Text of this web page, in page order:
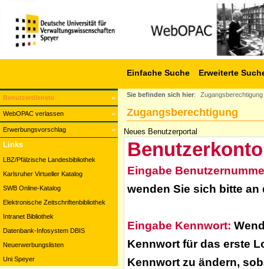
Benutzerdienste
WebOPAC verlassen
Erwerbungsvorschlag
Einfache Suche Erweiterte
Links
LBZ/Pfälzische Landesbibliothek
Karlsruher Virtueller Katalog
SWB Online-Katalog
Elektronische Zeitschriftenbibliothek
Intranet Bibliothek
Datenbank-Infosystem DBIS
Neuerwerbungslisten
Uni Speyer
Sie befinden sich hier: Zugangsberechtigung
Zugangsberechtigung
Neues Benutzerportal
Benutzerkonto
Eingabe
wenden Sie sich bitte
Eingabe Kennwort:
Kennwort für das erste
Kennwort zu ändern,